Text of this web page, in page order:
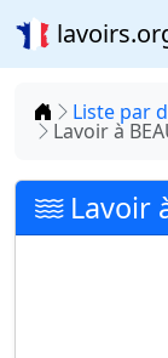
Accueil
Liste par
Lavoir à
Lavoir